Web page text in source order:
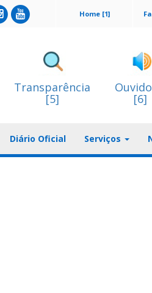
Home [1]
Transparência
[5] [6]
Diário Oficial Serviços